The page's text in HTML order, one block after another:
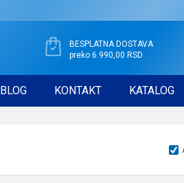
BESPLATNA DOSTAVA
preko 6.990,00 RSD
BLOG KONTAKT KATALOG